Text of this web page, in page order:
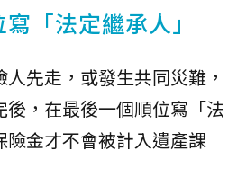
「法定繼承人」
先走，或發生共同災難，
，在最後一個順位寫「法
險金才不會被計入遺產課